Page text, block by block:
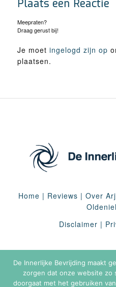
Plaats een Reactie
Meepraten?
Draag gerust bij!
Je moet ingelogd zijn op
plaatsen.
Home | Reviews | Over
Oldeniel
Disclaimer |
De Innerlijke Bevrijding maakt
zorgen dat onze website zo
doorgaat met het gebruiken